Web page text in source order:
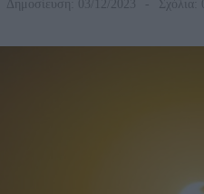
Δημοσίευση: 03/12/2023 Σχόλια: